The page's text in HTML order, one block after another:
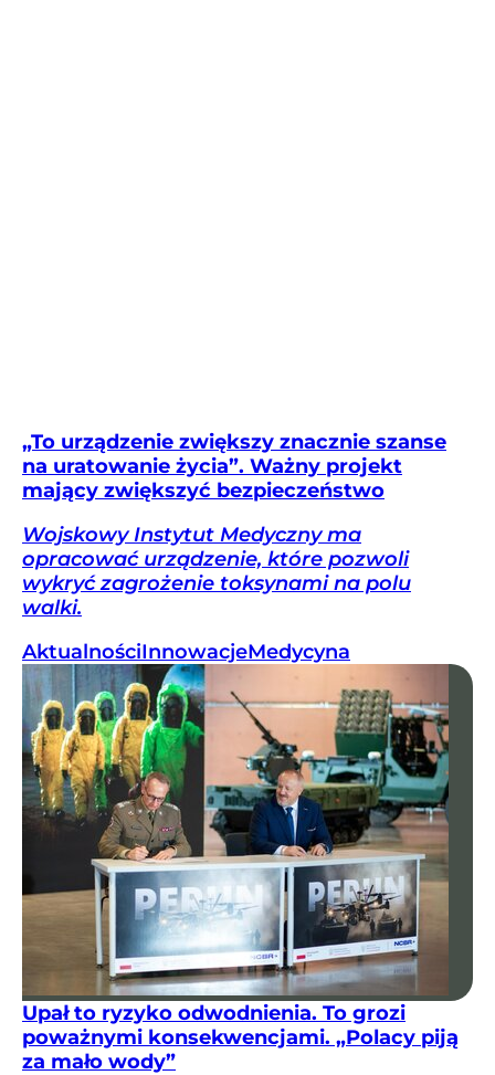
„To urządzenie zwiększy znacznie szanse
na uratowanie życia”. Ważny projekt
mający zwiększyć bezpieczeństwo
Wojskowy Instytut Medyczny ma
opracować urządzenie, które pozwoli
wykryć zagrożenie toksynami na polu
walki.
AktualnościInnowacjeMedycyna
Upał to ryzyko odwodnienia. To grozi
poważnymi konsekwencjami. „Polacy piją
za mało wody”